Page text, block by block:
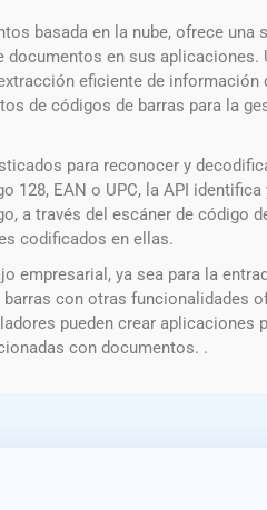
basada en la nube, ofrece
en sus
eficiente de
de códigos de barras para la
para reconocer y
128, EAN o UPC, la API
a través del escáner de código
codificados en ellas.
empresarial, ya sea para la
con otras funcionalidades
pueden crear aplicaciones
con documentos. .